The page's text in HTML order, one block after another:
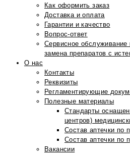
Как оформить заказ
Доставка и оплата
Гарантии и качество
Вопрос-ответ
Сервисное обслуживание
замена препаратов с
О нас
Контакты
Реквизиты
Регламентирующие
Полезные материалы
Стандарты
центров)
Состав аптечки по
Состав аптечки по
Вакансии